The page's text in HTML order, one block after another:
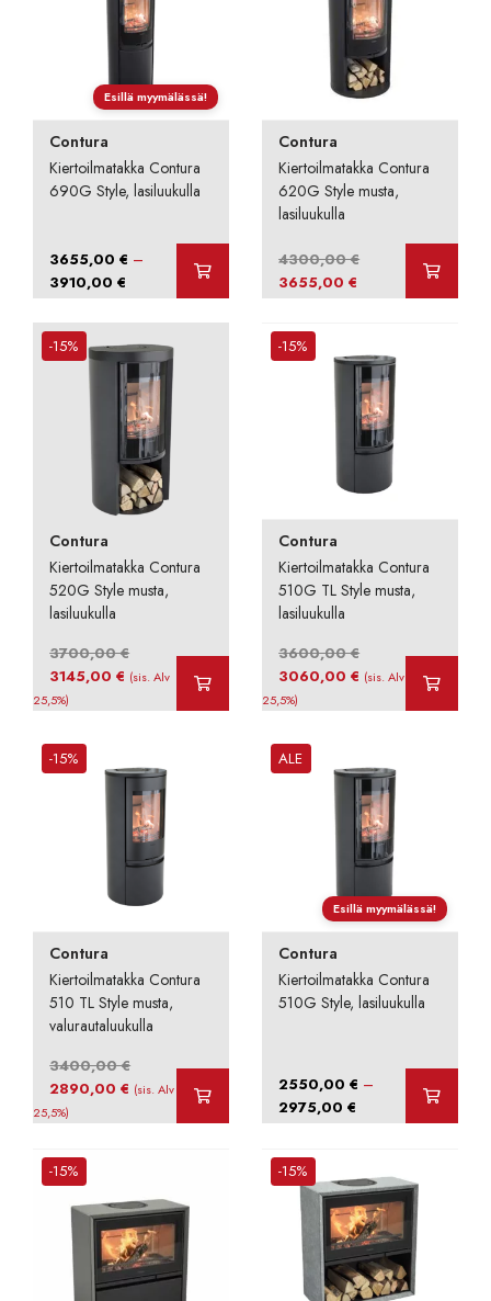
Esillä myymälässä!
Contura
Kiertoilmatakka Contura
690G Style, lasiluukulla
3655,00€ –
3910,00€ Hintaluokka:
3655,00 €
-
3910,00 €
Contura
Kiertoilmatakka Contura
620G Style musta,
lasiluukulla
4300,00€
Alkuperäinen
hinta
oli:
4300,00 €.
3655,00€
hinta
3655,00 €.
-15%
Contura
Kiertoilmatakka Contura
520G Style musta,
lasiluukulla
3700,00€
Alkuperäinen
hinta
3700,00 €.
3145,00€ Nykyinen
(sis. Alv
25,5%)
-15%
Contura
Kiertoilmatakka Contura
510G TL Style musta,
lasiluukulla
3600,00€
Alkuperäinen
hinta
3600,00 €.
3060,00€ Nykyinen
(sis. Alv
25,5%)
-15%
Contura
Kiertoilmatakka Contura
510 TL Style musta,
valurautaluukulla
3400,00€
Alkuperäinen
hinta
3400,00 €.
2890,00€ Nykyinen
(sis. Alv
25,5%)
Esillä myymälässä!
ALE
Contura
Kiertoilmatakka Contura
510G Style, lasiluukulla
2550,00€ –
2975,00€ Hintaluokka:
2550,00 €
2975,00 €
-15% -15%